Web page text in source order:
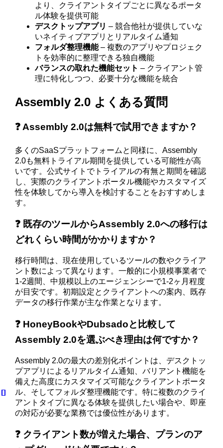
より、クライアントタイプごとに異なるポータ
ル体験を提供可能
デスクトップアプリ – 競合他社が提供していな
いネイティブアプリとリアルタイム通知
フォルダ整理機能– 複数のアプリやプロジェク
トを効率的に整理できる独自機能
バランスの取れた機能セット – クライアント管
理に特化しつつ、必要十分な機能を統合
Assembly 2.0 よくある質問
❓ Assembly 2.0は無料で試用できますか？
多くのSaaSプラットフォームと同様に、Assembly
2.0も無料トライアル期間を提供している可能性が高
いです。公式サイトでトライアルの有無と期間を確認
し、実際のクライアントポータル機能やカスタマイズ
性を体験してから導入を検討することをおすすめしま
す。
❓ 既存のツールからAssembly 2.0への移行は
どれくらい時間がかかりますか？
移行時間は、現在使用しているツールの数やクライア
ント数によって異なります。一般的に小規模事業者で
1-2週間、中規模以上のエージェンシーで1-2ヶ月程度
が目安です。初期設定とクライアントへの案内、既存
データの移行作業が主な作業となります。
❓ HoneyBookやDubsadoと比較して
Assembly 2.0を選ぶべき理由は何ですか？
Assembly 2.0の最大の差別化ポイントは、デスクトッ
プアプリによるリアルタイム通知、バリアント機能を
備えた高度にカスタマイズ可能なクライアントポータ
ル、そしてフォルダ整理機能です。特に複数のクライ
アントタイプに異なる体験を提供したい場合や、即座
の対応が必要な業務では優位性があります。
❓ クライアント数が増えた場合、プランのア